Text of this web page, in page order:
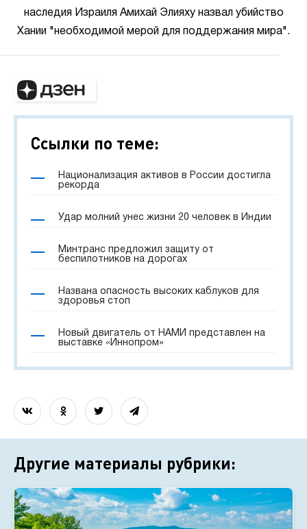
наследия Израиля Амихай Элияху назвал убийство
Хании "необходимой мерой для поддержания мира".
Ссылки по теме:
Национализация активов в России достигла
рекорда
Удар молний унес жизни 20 человек в Индии
Минтранс предложил защиту от
беспилотников на дорогах
Названа опасность высоких каблуков для
здоровья стоп
Новый двигатель от НАМИ представлен на
выставке «Иннопром»
Другие материалы рубрики: